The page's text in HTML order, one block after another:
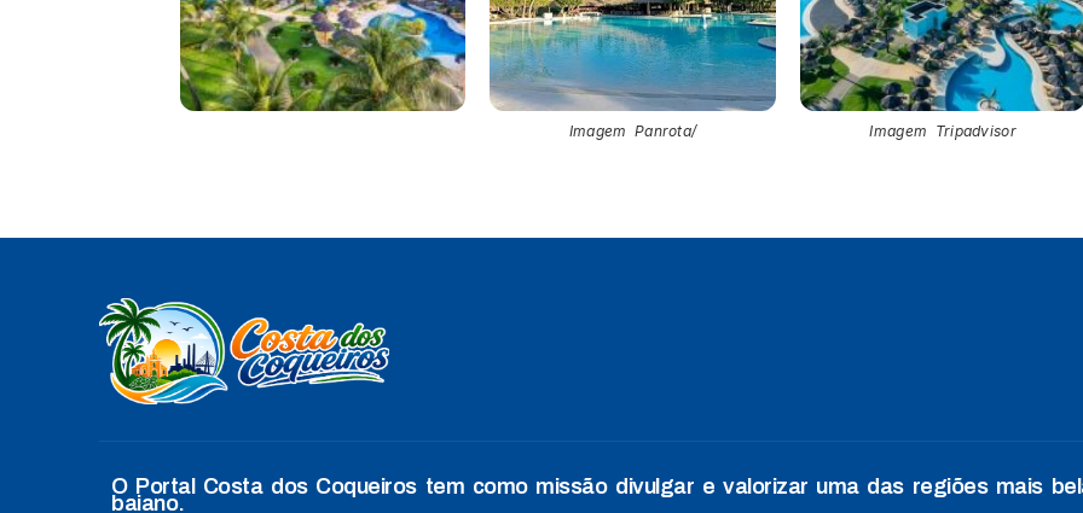
Imagem Panrota/ Imagem Tripadvisor
O Portal Costa dos Coqueiros tem como missão divulgar e valorizar uma das regiões mais
baiano.